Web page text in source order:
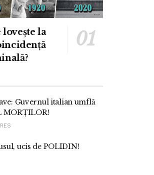
la
Guvernul italian umflă
MORȚILOR!
ucis de POLIDIN!